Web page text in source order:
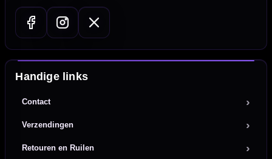
Handige links
Contact
Verzendingen
Retouren en Ruilen